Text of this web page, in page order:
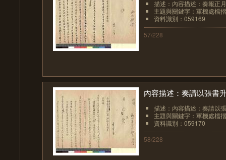
描述：內容描述：奏報正
主題與關鍵字：軍機處檔
資料識別：059169
57/228
內容描述：奏請以張書
描述：內容描述：奏請以
主題與關鍵字：軍機處檔
資料識別：059170
58/228